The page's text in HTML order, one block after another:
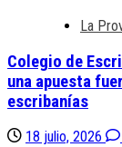
La
Colegio de
una apuesta
escribanías
18 julio, 2026